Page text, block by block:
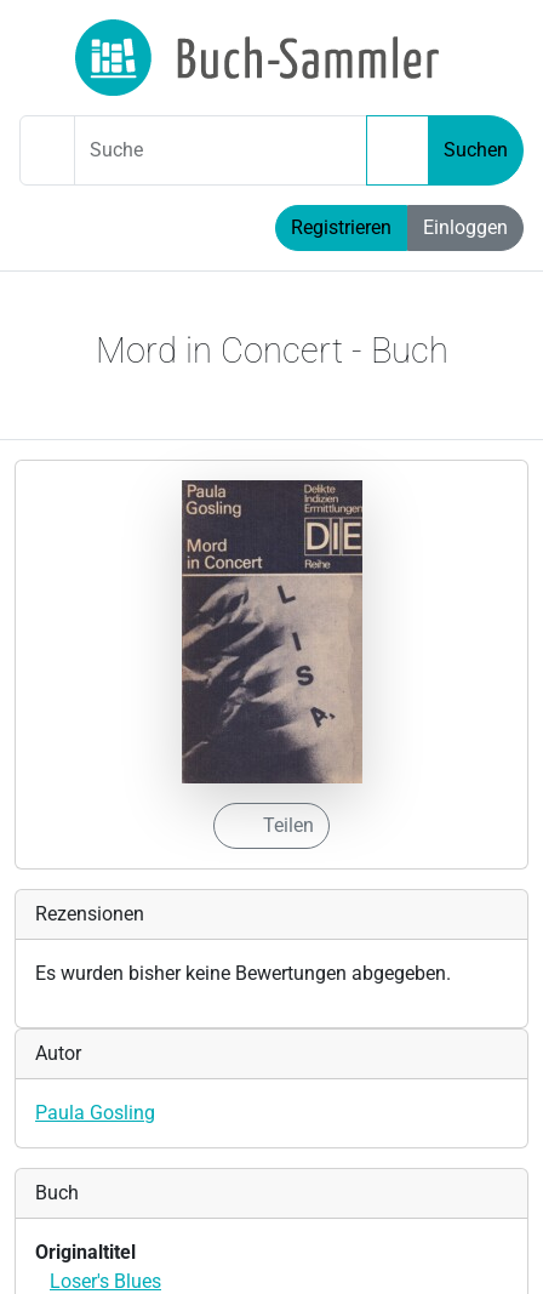
Suche Suchen
Registrieren Einloggen
Mord in Concert - Buch
Teilen
Rezensionen
Es wurden bisher keine Bewertungen abgegeben.
Autor
Paula Gosling
Buch
Originaltitel
Loser's Blues